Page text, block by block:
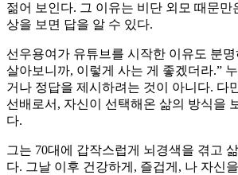
젊어 보인다. 그 이유는 비단 외모 때문만
상을 보면 답을 알 수 있다.
선우용여가 유튜브를 시작한 이유도 분
살아보니까, 이렇게 사는 게 좋겠더라.”
거나 정답을 제시하려는 것이 아니다. 다
선배로서, 자신이 선택해온 삶의 방식을
다.
그는 70대에 갑작스럽게 뇌경색을 겪고
다. 그날 이후 건강하게, 즐겁게, 나 자신